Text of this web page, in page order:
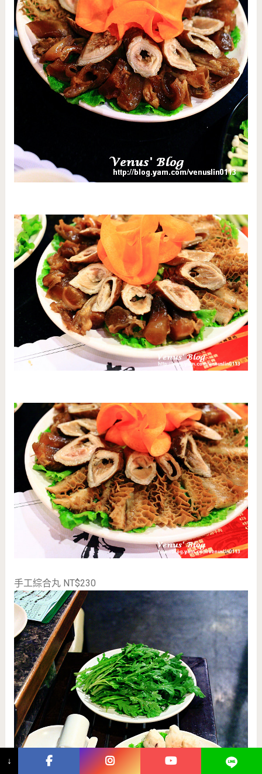
手工綜合丸 NT$230
↓